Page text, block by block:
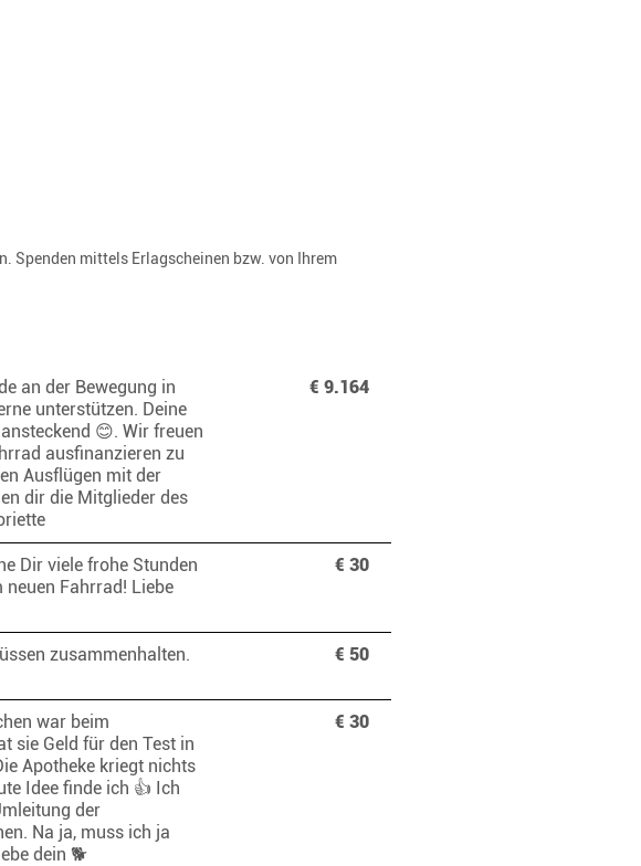
Spenden mittels Erlagscheinen bzw. von Ihrem
€ 9.164
an der Bewegung in
unterstützen. Deine
😊. Wir freuen
ausfinanzieren zu
Ausflügen mit der
dir die Mitglieder des
€ 30
Dir viele frohe Stunden
Fahrrad! Liebe
€ 50
zusammenhalten.
€ 30
war beim
sie Geld für den Test in
Apotheke kriegt nichts
Idee finde ich 👍 Ich
der
Na ja, muss ich ja
dein 🐕